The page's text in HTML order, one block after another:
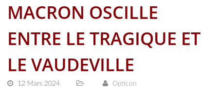
MACRON OSCILLE
ENTRE LE TRAGIQUE ET
LE VAUDEVILLE
12 Mars 2024 Opticon